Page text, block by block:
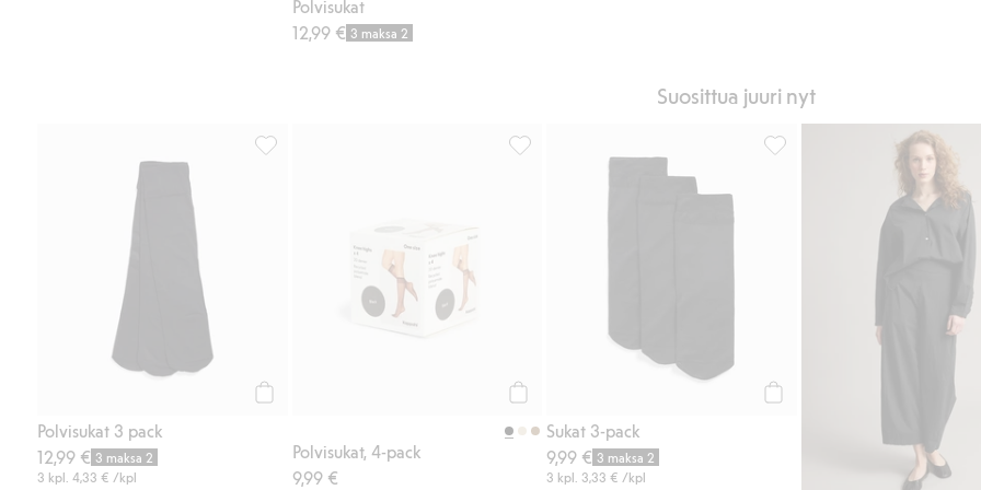
Polvisukat
12,99 € 3 maksa 2
Suosittua juuri nyt
Polvisukat 3 pack
12,99 € 3 maksa 2
3 kpl. 4,33 € /kpl
Polvisukat, 4-pack
9,99 €
Sukat 3-pack
9,99 € 3 maksa 2
3 kpl. 3,33 € /kpl
Sukat 3-pack, Lisää